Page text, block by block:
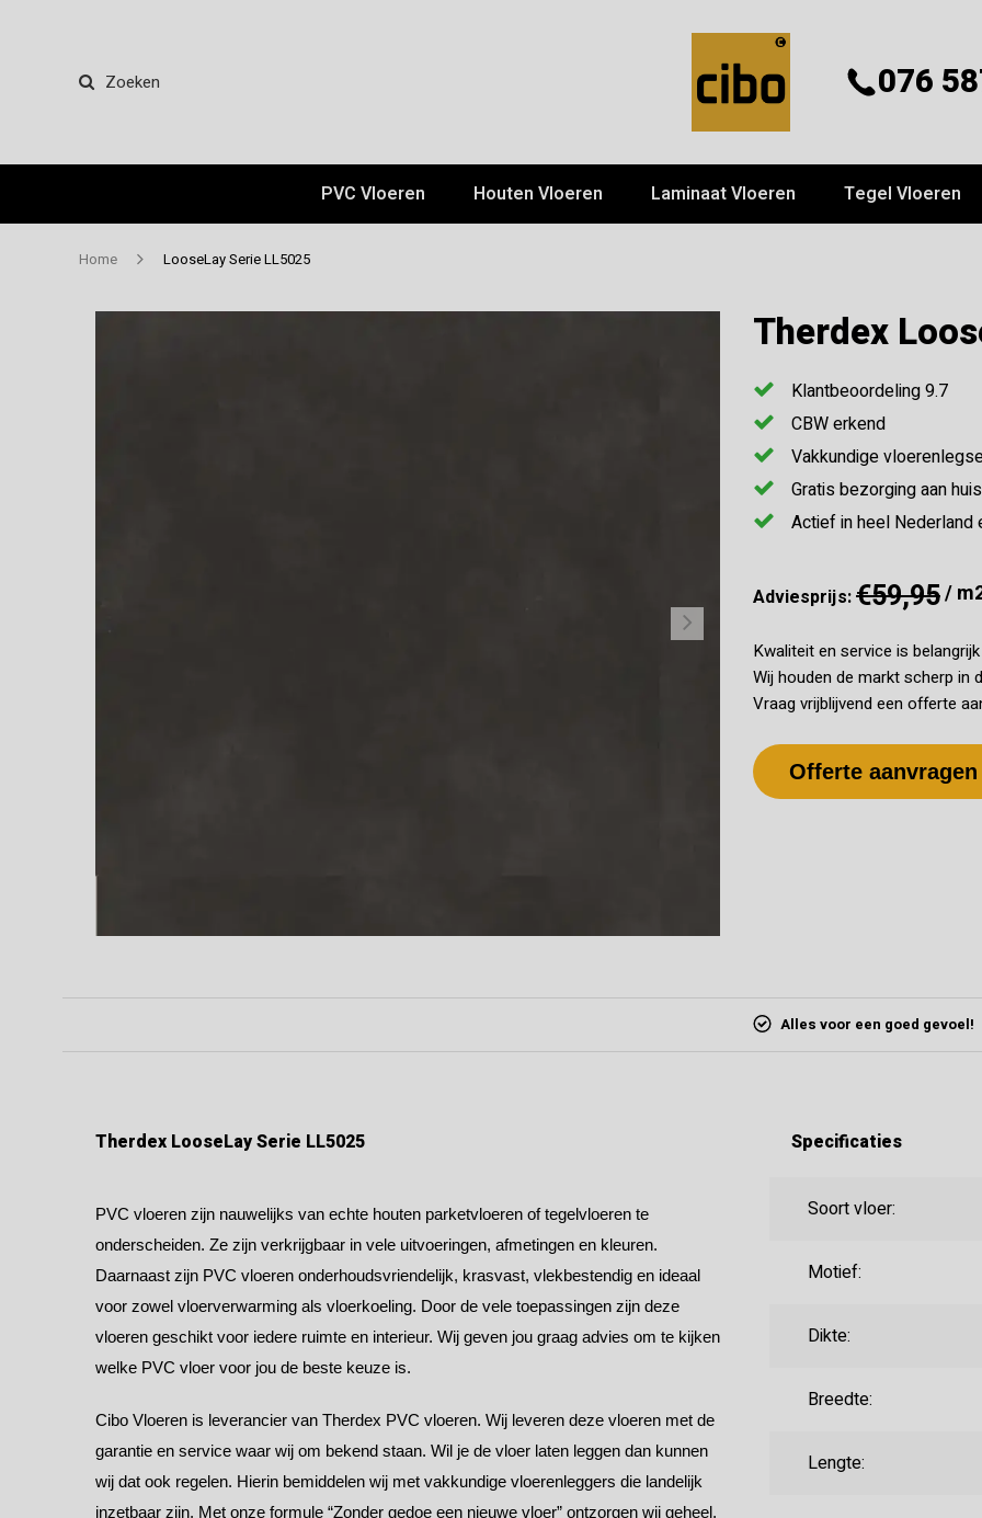
Zoeken 076
PVC Vloeren Houten Vloeren Laminaat Vloeren Tegel Vloeren
Home LooseLay Serie LL5025
Therdex
Klantbeoordeling 9.7
CBW erkend
Vakkundige
Gratis bezorging aan huis
Actief in heel Nederland
Adviesprijs:€59,95/
Kwaliteit en service is
Wij houden de markt scherp in
Vraag vrijblijvend een offerte
Offerte aanvragen
Alles voor een goed gevoel!
Therdex LooseLay Serie LL5025
PVC vloeren zijn nauwelijks van echte houten parketvloeren of tegelvloeren te
onderscheiden. Ze zijn verkrijgbaar in vele uitvoeringen, afmetingen en kleuren.
Daarnaast zijn PVC vloeren onderhoudsvriendelijk, krasvast, vlekbestendig en ideaal
voor zowel vloerverwarming als vloerkoeling. Door de vele toepassingen zijn deze
vloeren geschikt voor iedere ruimte en interieur. Wij geven jou graag advies om te kijken
welke PVC vloer voor jou de beste keuze is.
Cibo Vloeren is leverancier van Therdex PVC vloeren. Wij leveren deze vloeren met de
garantie en service waar wij om bekend staan. Wil je de vloer laten leggen dan kunnen
wij dat ook regelen. Hierin bemiddelen wij met vakkundige vloerenleggers die landelijk
inzetbaar zijn. Met onze formule “Zonder gedoe een nieuwe vloer” ontzorgen wij geheel,
Specificaties
Soort vloer:
Motief:
Dikte:
Breedte:
Lengte: